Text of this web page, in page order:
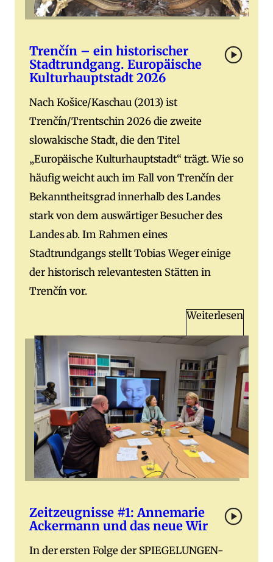
Trenčín – ein historischer
Stadtrundgang. Europäische
Kulturhauptstadt 2026
Nach Košice/Kaschau (2013) ist
Trenčín/Trentschin 2026 die zweite
slowakische Stadt, die den Titel
„Europäische Kulturhauptstadt“ trägt. Wie so
häufig weicht auch im Fall von Trenčín der
Bekanntheitsgrad innerhalb des Landes
stark von dem auswärtiger Besucher des
Landes ab. Im Rahmen eines
Stadtrundgangs stellt Tobias Weger einige
der historisch relevantesten Stätten in
Trenčín vor.
Weiterlesen
Zeitzeugnisse #1: Annemarie
Ackermann und das neue Wir
In der ersten Folge der SPIEGELUNGEN-